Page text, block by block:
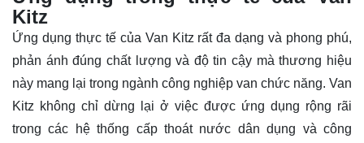
Kitz
Ứng dụng thực tế của Van Kitz rất đa dạng và phong phú,
phản ánh đúng chất lượng và độ tin cậy mà thương hiệu
này mang lại trong ngành công nghiệp van chức năng. Van
Kitz không chỉ dừng lại ở việc được ứng dụng rộng rãi
trong các hệ thống cấp thoát nước dân dụng và công